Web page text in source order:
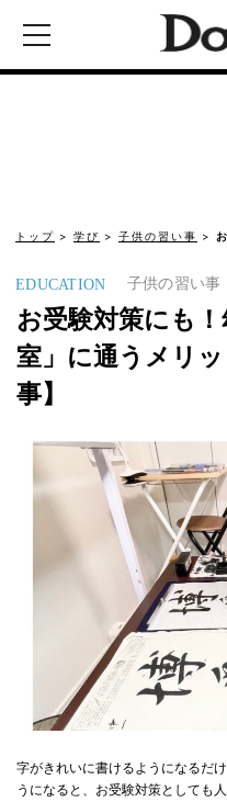
トップ 学び 子供の習い事
EDUCATION 子供の習い事
お受験対策にも
室」に通うメリ
事】
字がきれいに書けるようになるだ
うになると、お受験対策としても